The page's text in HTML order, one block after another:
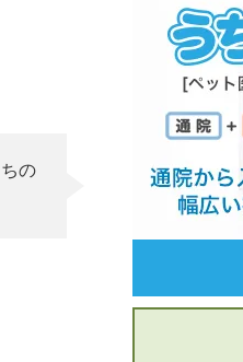
の